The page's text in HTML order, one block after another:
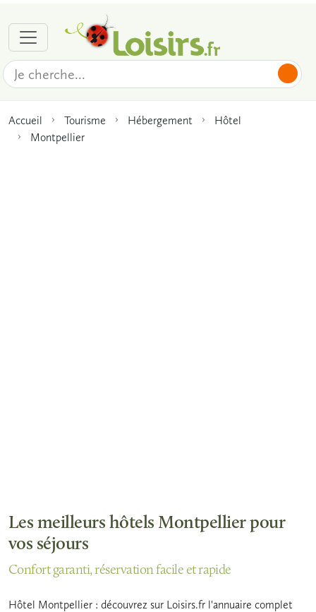
Accueil Tourisme Hébergement
Hôtel
Montpellier
Les meilleurs hôtels Montpellier pour
vos séjours
Confort garanti, réservation facile et rapide
Hôtel Montpellier : découvrez sur Loisirs.fr l'annuaire complet